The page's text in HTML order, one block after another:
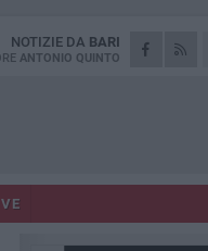
NOTIZIE DA BARI
ANTONIO QUINTO